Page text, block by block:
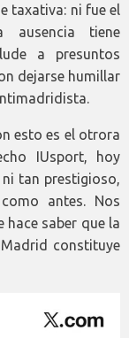
taxativa: ni fue el
ausencia tiene
a presuntos
dejarse humillar
esto es el otrora
IUsport, hoy
tan prestigioso,
antes. Nos
hace saber que la
constituye